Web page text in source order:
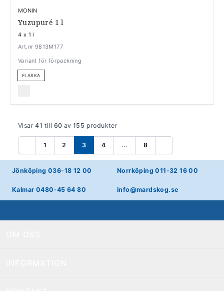
MONIN
Yuzupuré 1 l
4 x 1 l
Art.nr 9813M177
Variant för förpackning
FLASKA
Visar41 till 60 av155 produkter
Föregående
1 2 3 4 ... 8
Nästa
Jönköping 036-18 12 00 Norrköping 011-32 16 00
Kalmar 0480-45 64 80 info@mardskog.se